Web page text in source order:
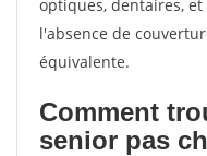
optiques, dentaires,
l'absence de
équivalente.
Comment
senior pas